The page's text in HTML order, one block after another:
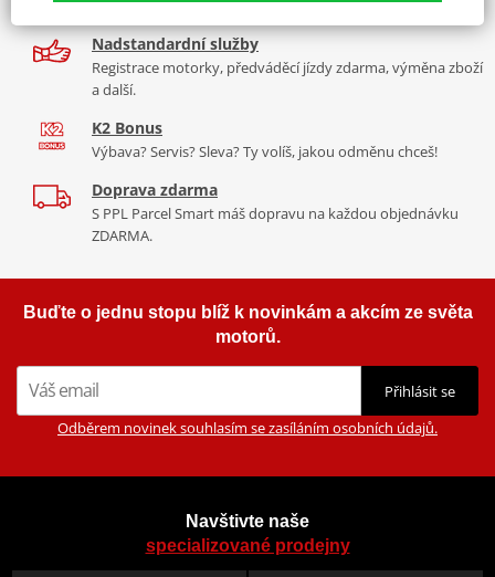
Za řídítky motorek, v servisu i prodeji moto vybavení
Nadstandardní služby
Registrace motorky, předváděcí jízdy zdarma, výměna zboží
a další.
K2 Bonus
Výbava? Servis? Sleva? Ty volíš, jakou odměnu chceš!
Doprava zdarma
S PPL Parcel Smart máš dopravu na každou objednávku
ZDARMA.
Buďte o jednu stopu blíž k novinkám a akcím ze světa
motorů.
Přihlásit se
Odběrem novinek souhlasím se zasíláním osobních údajů.
Navštivte naše
specializované prodejny